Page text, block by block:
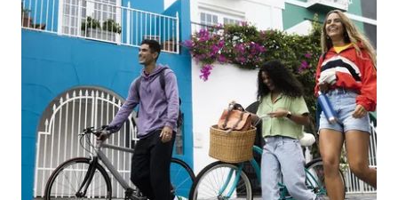
辦公室
關於我們
公司資訊
徵才
加入我們